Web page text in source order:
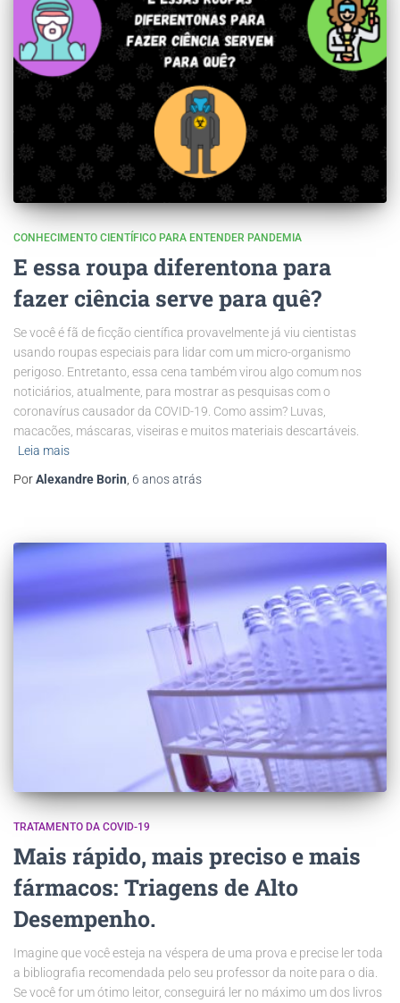
CONHECIMENTO CIENTÍFICO PARA ENTENDER PANDEMIA
E essa roupa diferentona para
fazer ciência serve para quê?
Se você é fã de ficção científica provavelmente já viu cientistas
usando roupas especiais para lidar com um micro-organismo
perigoso. Entretanto, essa cena também virou algo comum nos
noticiários, atualmente, para mostrar as pesquisas com o
coronavírus causador da COVID-19. Como assim? Luvas,
macacões, máscaras, viseiras e muitos materiais descartáveis.
Leia mais
PorAlexandre Borin 6 anosatrás
TRATAMENTO DA COVID-19
Mais rápido, mais preciso e mais
fármacos: Triagens de Alto
Desempenho.
Imagine que você esteja na véspera de uma prova e precise ler toda
a bibliografia recomendada pelo seu professor da noite para o dia.
Se você for um ótimo leitor, conseguirá ler no máximo um dos livros